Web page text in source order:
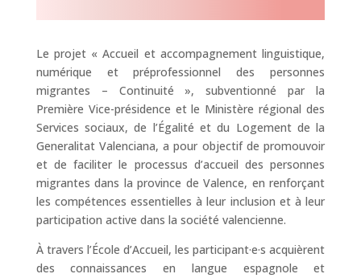
Le projet « Accueil et accompagnement linguistique,
numérique et préprofessionnel des personnes
migrantes – Continuité », subventionné par la
Première Vice-présidence et le Ministère régional des
Services sociaux, de l’Égalité et du Logement de la
Generalitat Valenciana, a pour objectif de promouvoir
et de faciliter le processus d’accueil des personnes
migrantes dans la province de Valence, en renforçant
les compétences essentielles à leur inclusion et à leur
participation active dans la société valencienne.
À travers l’École d’Accueil, les participant·e·s acquièrent
des connaissances en langue espagnole et